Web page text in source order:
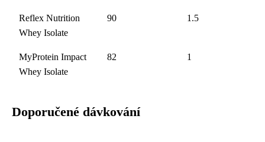
Reflex Nutrition
Whey Isolate
90 1.5
MyProtein Impact
Whey Isolate
82 1
Doporučené dávkování